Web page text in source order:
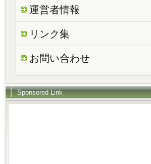
運営者情報
リンク集
お問い合わせ
Sponsored Link